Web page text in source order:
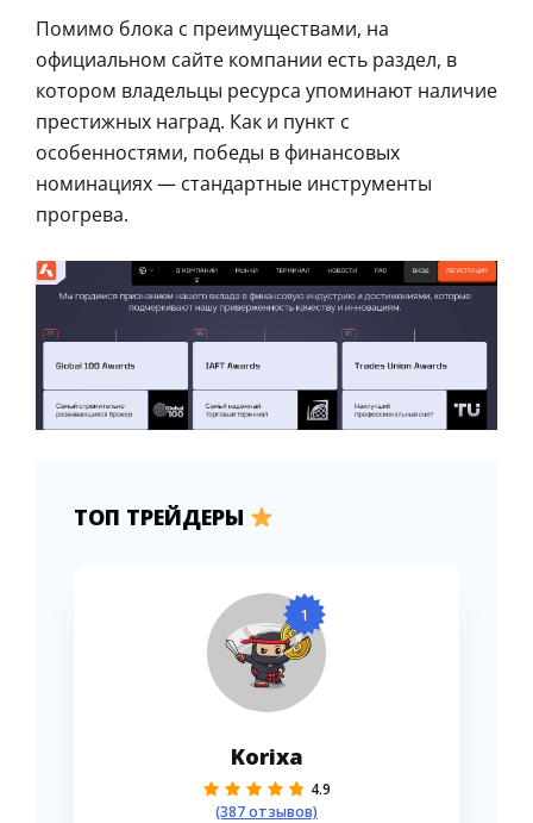
Помимо блока с преимуществами, на
официальном сайте компании есть раздел, в
котором владельцы ресурса упоминают наличие
престижных наград. Как и пункт с
особенностями, победы в финансовых
номинациях — стандартные инструменты
прогрева.
ТОП ТРЕЙДЕРЫ
1
Korixa
4.9
(387 отзывов)